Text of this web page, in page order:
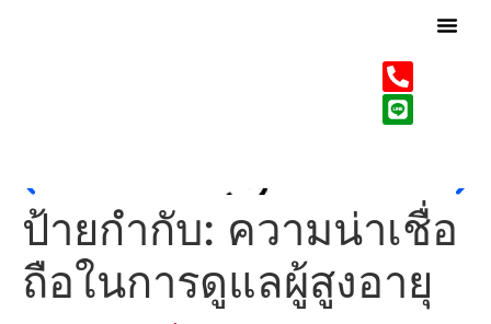
ป้ายกำกับ: ความน่าเชื่อ
ถือในการดูแลผู้สูงอายุ